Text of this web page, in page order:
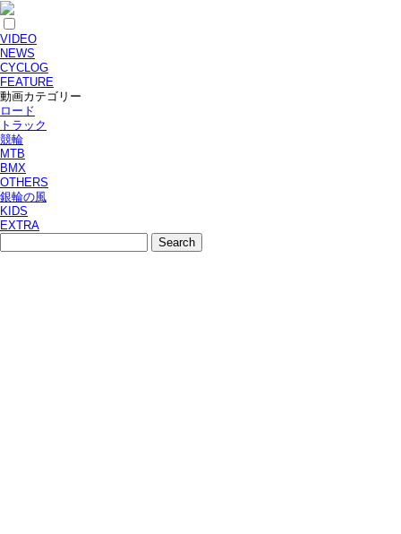
VIDEO
NEWS
CYCLOG
FEATURE
動画カテゴリー
ロード
トラック
競輪
MTB
BMX
OTHERS
銀輪の風
KIDS
EXTRA